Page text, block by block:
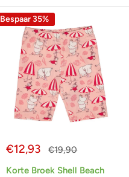
Bespaar 35%
Actieprijs
€12,93
Normale
€19,90
Korte Broek Shell Beach